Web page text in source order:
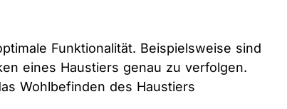
Funktionalität. Beispielsweise sind
eines Haustiers genau zu verfolgen.
Wohlbefinden des Haustiers